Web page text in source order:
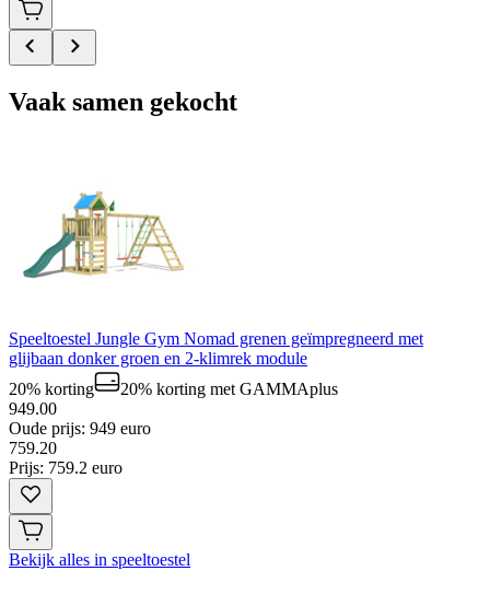
Vaak samen gekocht
Speeltoestel Jungle Gym Nomad grenen geïmpregneerd met
glijbaan donker groen en 2-klimrek module
20% korting
20% korting met GAMMAplus
949.00
Oude prijs: 949 euro
759.20
Prijs: 759.2 euro
Bekijk alles in speeltoestel